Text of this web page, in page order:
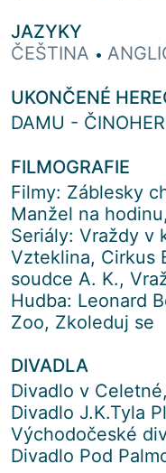
JAZYKY
ČEŠTINA •
UKONČENÉ
DAMU -
FILMOGRAFIE
Filmy: Záblesky
Manžel na
Seriály: Vraždy v
Vzteklina, Cirkus
soudce A. K.,
Hudba: Leonard
Zoo, Zkoleduj se
DIVADLA
Divadlo v
Divadlo J.K.Tyla
Východočeské
Divadlo Pod